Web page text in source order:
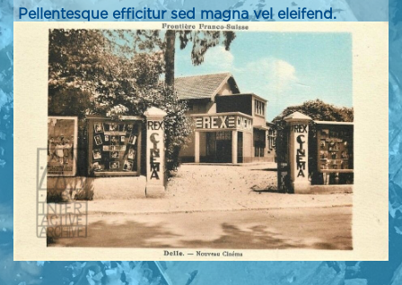
Pellentesque efficitur sed magna vel eleifend.
Aliquam erat volutpat. Duis non dui nisl. Donec
imperdiet a leo at maximus. Aenean auctor mollis
neque, eget molestie libero sagittis auctor.